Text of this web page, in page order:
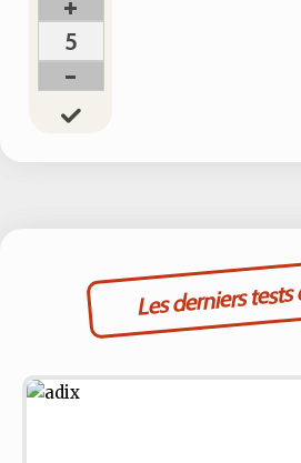
5
-
Les derniers